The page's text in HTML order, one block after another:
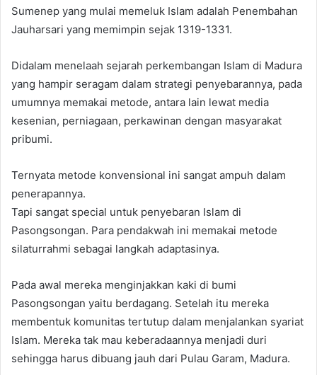
Sumenep yang mulai memeluk Islam adalah Penembahan
Jauharsari yang memimpin sejak 1319-1331.
Didalam menelaah sejarah perkembangan Islam di Madura
yang hampir seragam dalam strategi penyebarannya, pada
umumnya memakai metode, antara lain lewat media
kesenian, perniagaan, perkawinan dengan masyarakat
pribumi.
Ternyata metode konvensional ini sangat ampuh dalam
penerapannya.
Tapi sangat special untuk penyebaran Islam di
Pasongsongan. Para pendakwah ini memakai metode
silaturrahmi sebagai langkah adaptasinya.
Pada awal mereka menginjakkan kaki di bumi
Pasongsongan yaitu berdagang. Setelah itu mereka
membentuk komunitas tertutup dalam menjalankan syariat
Islam. Mereka tak mau keberadaannya menjadi duri
sehingga harus dibuang jauh dari Pulau Garam, Madura.